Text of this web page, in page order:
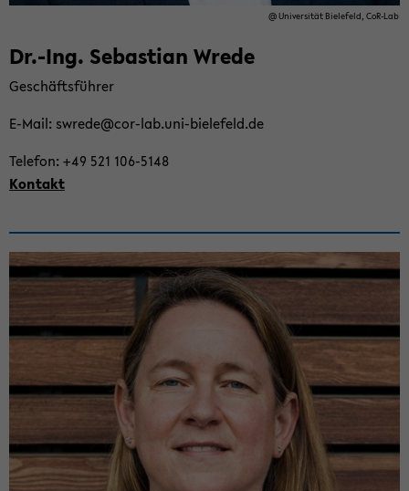
@ Uni­ver­si­tät Bie­le­feld, CoR-​Lab
Dr.-Ing. Se­bas­ti­an Wrede
Ge­schäfts­füh­rer
E-​Mail: sw­re­de@cor-​lab.uni-​bielefeld.de
Te­le­fon: +49 521 106-​5148
Kon­takt